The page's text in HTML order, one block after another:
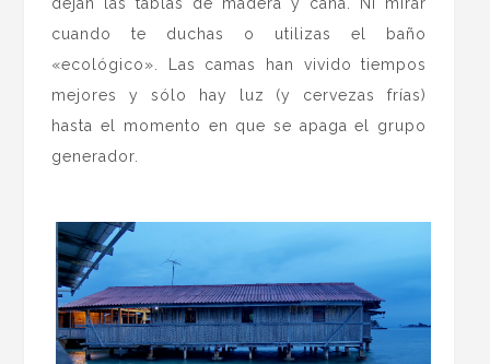
dejan las tablas de madera y caña. Ni mirar
cuando te duchas o utilizas el baño
«ecológico». Las camas han vivido tiempos
mejores y sólo hay luz (y cervezas frías)
hasta el momento en que se apaga el grupo
generador.